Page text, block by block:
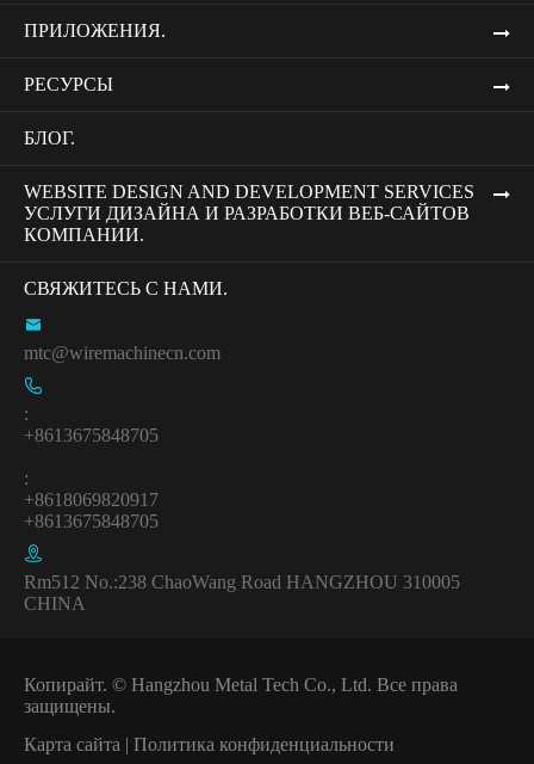
ПРИЛОЖЕНИЯ.
РЕСУРСЫ
БЛОГ.
WEBSITE DESIGN AND DEVELOPMENT SERVICES
УСЛУГИ ДИЗАЙНА И РАЗРАБОТКИ ВЕБ-САЙТОВ
КОМПАНИИ.
СВЯЖИТЕСЬ С НАМИ.

mtc@wiremachinecn.com

:
+8613675848705
:
+8618069820917
+8613675848705

Rm512 No.:238 ChaoWang Road HANGZHOU 310005
CHINA
Копирайт. © Hangzhou Metal Tech Co., Ltd. Все права
защищены.
Карта сайта | Политика конфиденциальности